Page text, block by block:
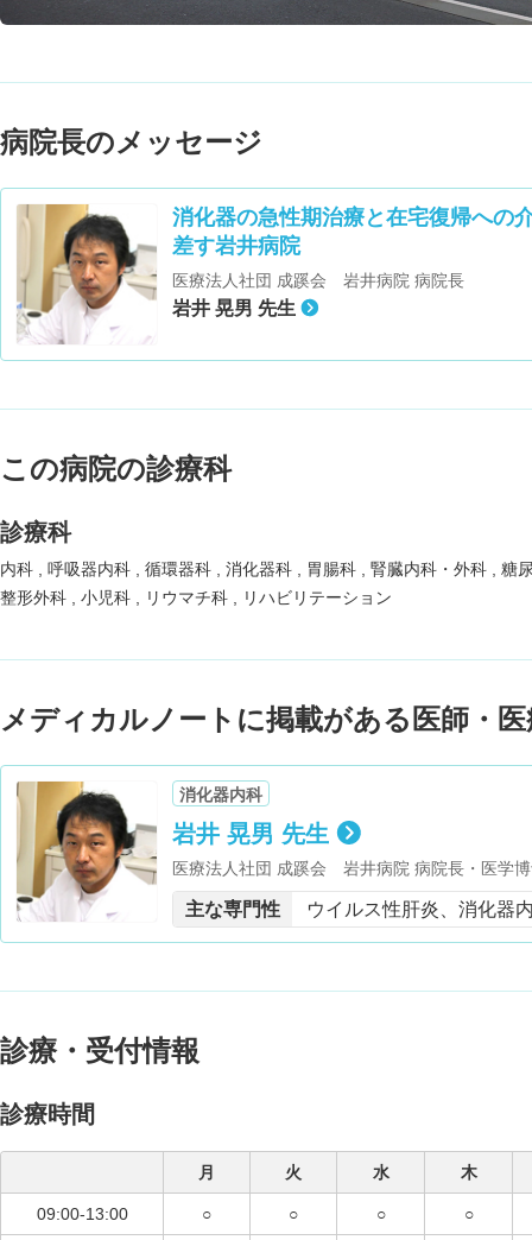
病院長のメッセージ
消化器の急性期治療と在宅復帰への
差す岩井病院
医療法人社団 成蹊会 岩井病院 病院長
岩井 晃男 先生
この病院の診療科
診療科
内科 呼吸器内科 循環器科 消化器科 胃腸科 腎臓内科・外科
糖
整形外科
小児科 リウマチ科 リハビリテーション
メディカルノートに掲載がある医師・
消化器内科
岩井 晃男 先生
医療法人社団 成蹊会 岩井病院 病院長・医学
主な専門性 ウイルス性肝炎、消化器
診療・受付情報
診療時間
月 火 水 木
09:00-13:00 ○ ○ ○ ○